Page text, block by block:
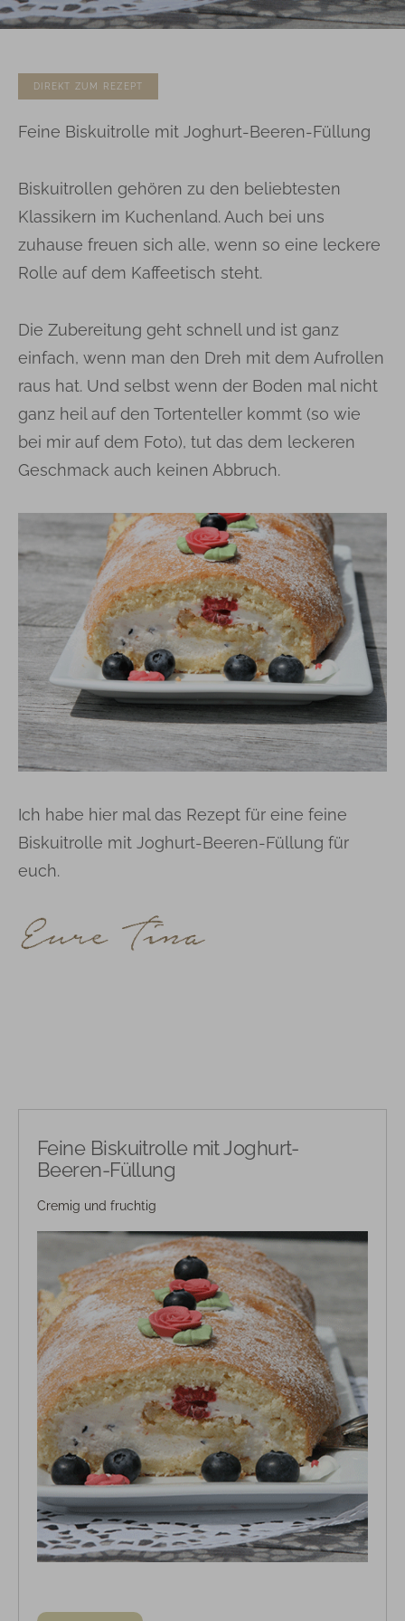
DIREKT ZUM REZEPT
Feine Biskuitrolle mit Joghurt-Beeren-Füllung
Biskuitrollen gehören zu den beliebtesten
Klassikern im Kuchenland. Auch bei uns
zuhause freuen sich alle, wenn so eine leckere
Rolle auf dem Kaffeetisch steht.
Die Zubereitung geht schnell und ist ganz
einfach, wenn man den Dreh mit dem Aufrollen
raus hat. Und selbst wenn der Boden mal nicht
ganz heil auf den Tortenteller kommt (so wie
bei mir auf dem Foto), tut das dem leckeren
Geschmack auch keinen Abbruch.
Ich habe hier mal das Rezept für eine feine
Biskuitrolle mit Joghurt-Beeren-Füllung für
euch.
Feine Biskuitrolle mit Joghurt-
Beeren-Füllung
Cremig und fruchtig